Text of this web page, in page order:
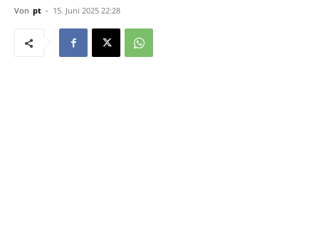
Von pt - 15. Juni 2025 22:28